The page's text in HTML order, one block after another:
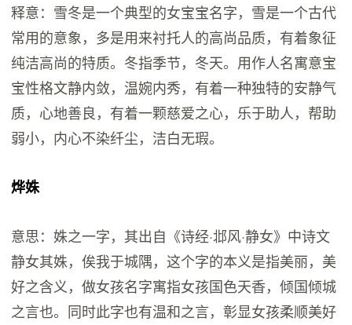
释意：雪冬是一个典型的女宝宝名字，雪是一个古代
常用的意象，多是用来衬托人的高尚品质，有着象征
纯洁高尚的特质。冬指季节，冬天。用作人名寓意宝
宝性格文静内敛，温婉内秀，有着一种独特的安静气
质，心地善良，有着一颗慈爱之心，乐于助人，帮助
弱小，内心不染纤尘，洁白无瑕。
烨姝
意思：姝之一字，其出自《诗经·邶风·静女》中诗文
静女其姝，俟我于城隅，这个字的本义是指美丽，美
好之含义，做女孩名字寓指女孩国色天香，倾国倾城
之言也。同时此字也有温和之言，彰显女孩柔顺美好